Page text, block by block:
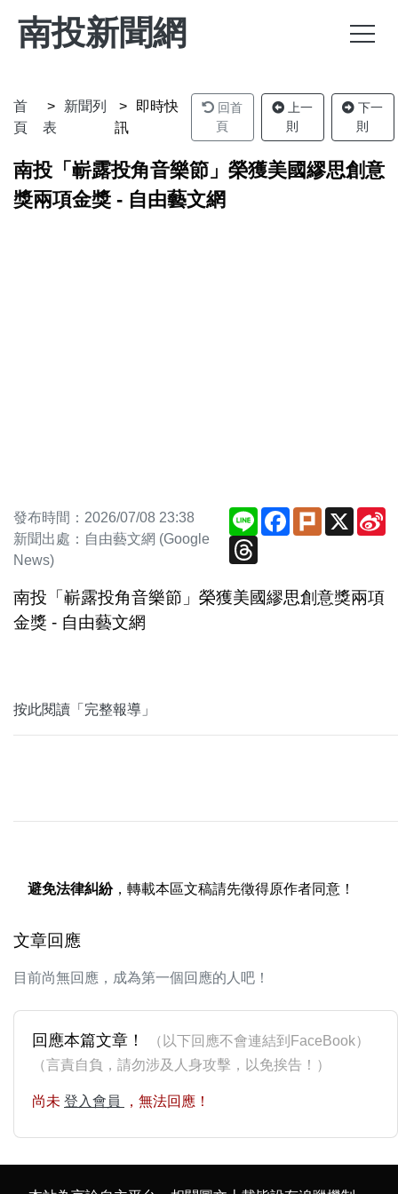
南投新聞網
首
頁
新聞列
表
即時快
訊
回首
頁
上一
則
下一
則
南投「嶄露投角音樂節」榮獲美國繆思創意
獎兩項金獎 - 自由藝文網
發布時間：2026/07/08 23:38
新聞出處：自由藝文網 (Google
News)
Line Facebook
PlurkX
Threads
南投「嶄露投角音樂節」榮獲美國繆思創意獎兩項
金獎 - 自由藝文網
按此閱讀「完整報導」
避免法律糾紛，轉載本區文稿請先徵得原作者同意！
文章回應
目前尚無回應，成為第一個回應的人吧！
回應本篇文章！
（以下回應不會連結到FaceBook）
（言責自負，請勿涉及人身攻擊，以免挨告！）
尚未 登入會員 ，無法回應！